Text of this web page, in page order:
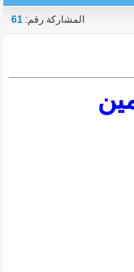
المشاركة رقم: 61